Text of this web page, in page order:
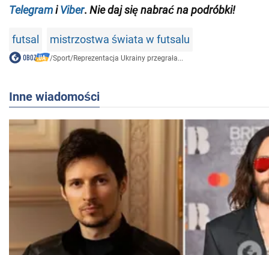
TelegramiViber. Nie daj się nabrać na podróbki!
futsal mistrzostwa świata w futsalu
/Sport/Reprezentacja Ukrainy przegrała...
Inne wiadomości